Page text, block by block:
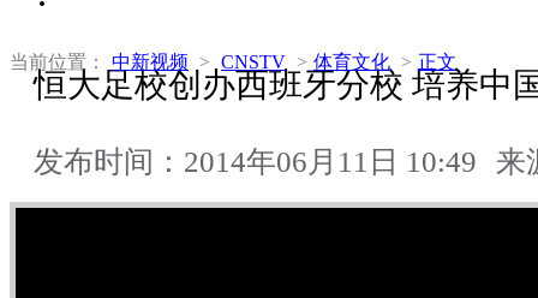
当前位置： 中新视频 > CNSTV > 体育文化 > 正文
恒大足校创办西班牙分校 培养中
发布时间：2014年06月11日 10:49 来